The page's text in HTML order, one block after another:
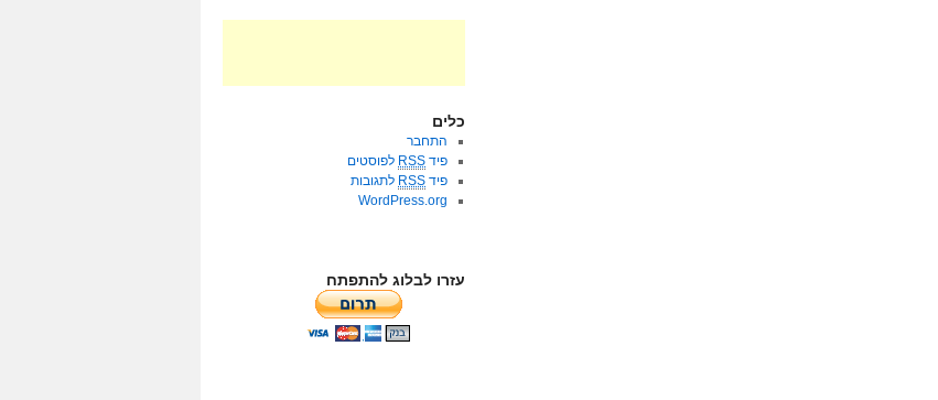
כלים
התחבר
פיד RSS לפוסטים
פיד RSS לתגובות
WordPress.org
עזרו לבלוג להתפתח